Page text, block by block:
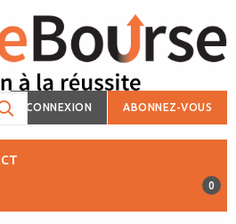
CONNEXION ABONNEZ-VOUS
0